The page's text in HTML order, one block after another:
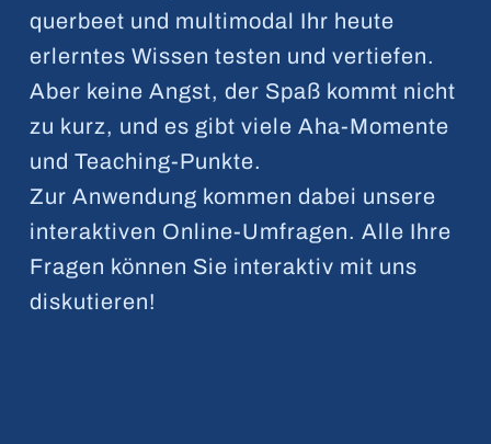
querbeet und multimodal Ihr heute
erlerntes Wissen testen und vertiefen.
Aber keine Angst, der Spaß kommt nicht
zu kurz, und es gibt viele Aha-Momente
und Teaching-Punkte.
Zur Anwendung kommen dabei unsere
interaktiven Online-Umfragen. Alle Ihre
Fragen können Sie interaktiv mit uns
diskutieren!